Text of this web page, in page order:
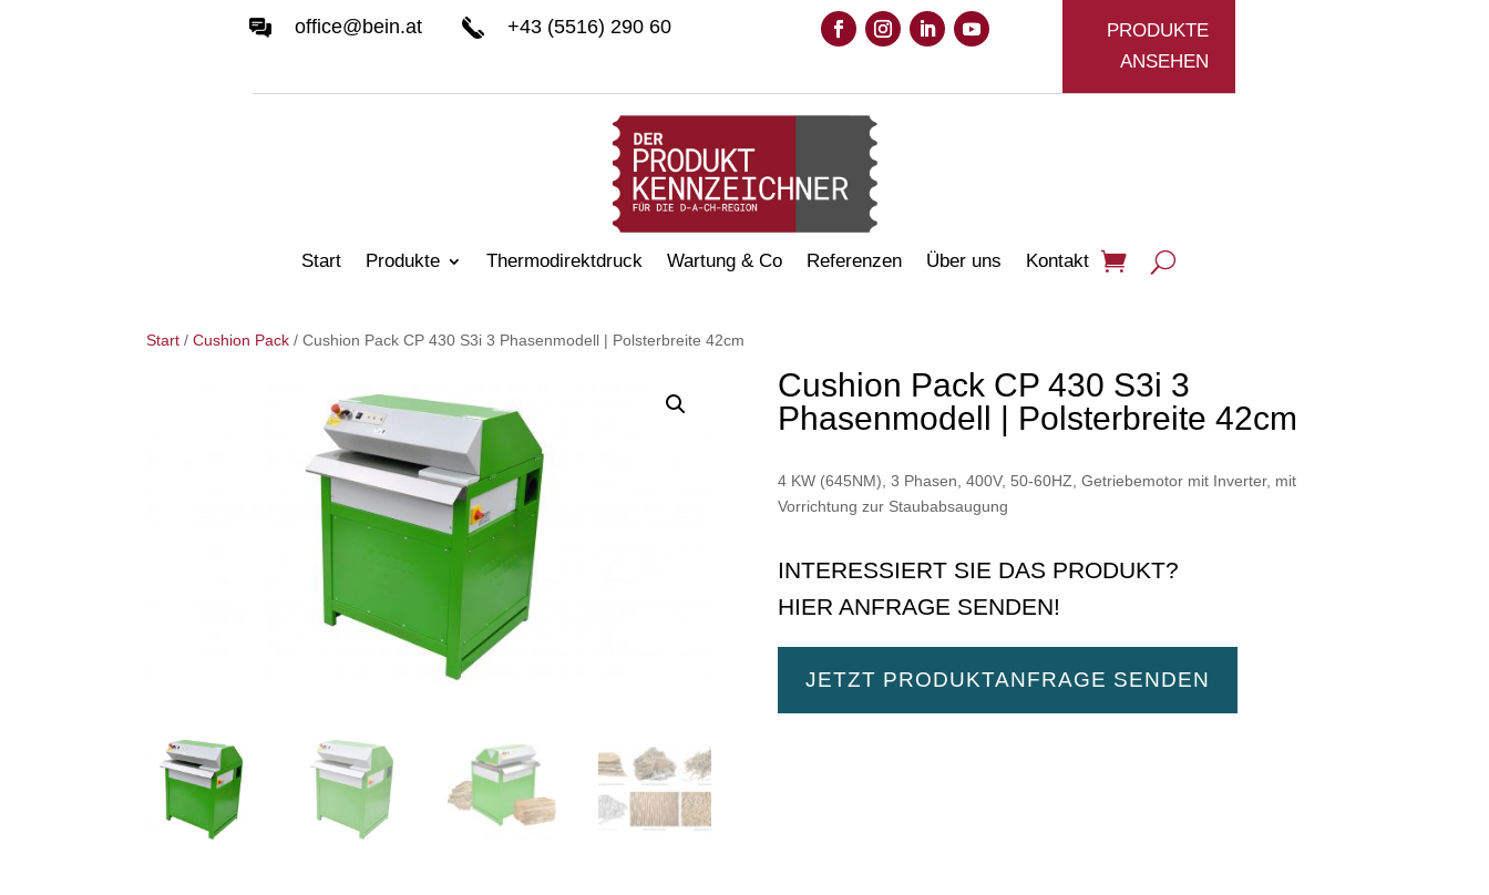
office@bein.at +43 (5516) 290 60
PRODUKTE
ANSEHEN
Start Produkte Thermodirektdruck Wartung & Co Referenzen Über uns Kontakt
Start / Cushion Pack / Cushion Pack CP 430 S3i 3 Phasenmodell | Polsterbreite 42cm
Cushion Pack CP 430 S3i 3
Phasenmodell | Polsterbreite 42cm
4 KW (645NM), 3 Phasen, 400V, 50-60HZ, Getriebemotor mit Inverter, mit
Vorrichtung zur Staubabsaugung
INTERESSIERT SIE DAS PRODUKT?
HIER ANFRAGE SENDEN!
JETZT PRODUKTANFRAGE SENDEN